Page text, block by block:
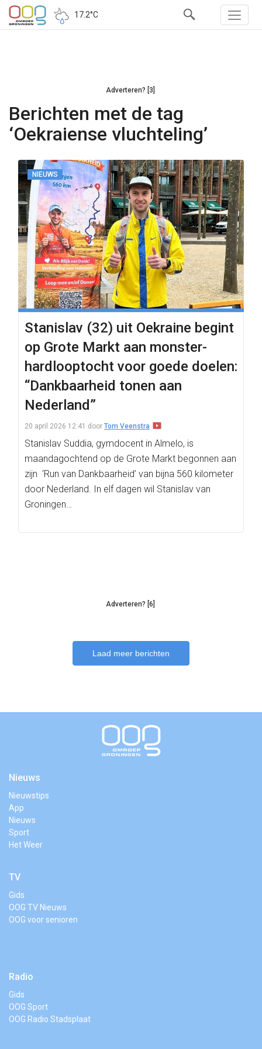
17.2°C
Adverteren? [3]
Berichten met de tag
‘Oekraiense vluchteling’
NIEUWS
Stanislav (32) uit Oekraine begint
op Grote Markt aan monster-
hardlooptocht voor goede doelen:
“Dankbaarheid tonen aan
Nederland”
20 april 2026 12:41 door Tom Veenstra
Stanislav Suddia, gymdocent in Almelo, is
maandagochtend op de Grote Markt begonnen aan
zijn ‘Run van Dankbaarheid’ van bijna 560 kilometer
door Nederland. In elf dagen wil Stanislav van
Groningen…
Adverteren? [6]
Laad meer berichten
Nieuws
Nieuwstips
App
Nieuws
Sport
Het Weer
TV
Gids
OOG TV Nieuws
OOG voor senioren
Radio
Gids
OOG Sport
OOG Radio Stadsplaat